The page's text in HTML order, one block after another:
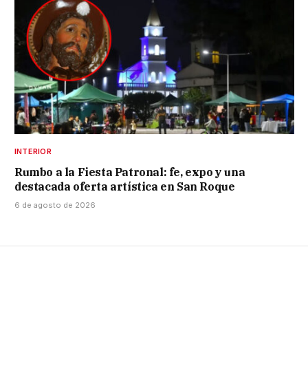
INTERIOR
Rumbo a la Fiesta Patronal: fe, expo y una
destacada oferta artística en San Roque
6 de agosto de 2026